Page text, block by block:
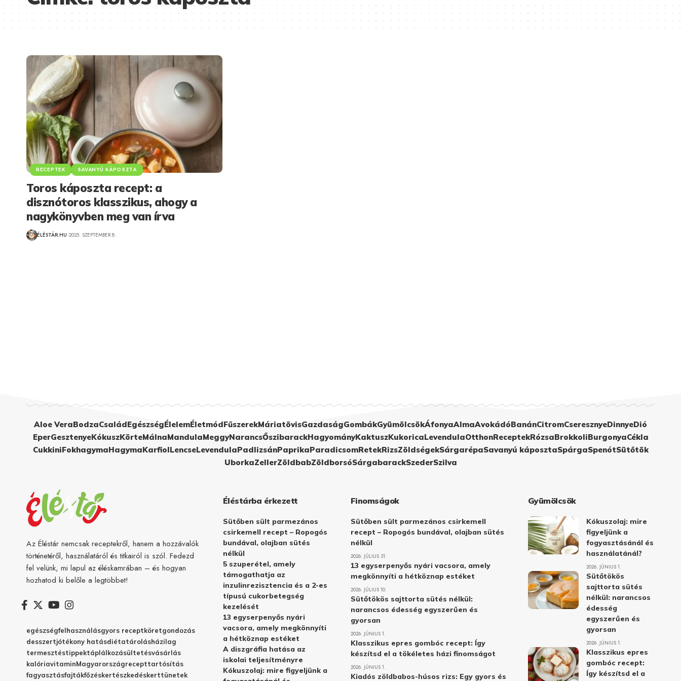
RECEPTEK SAVANYÚ KÁPOSZTA
Toros káposzta recept: a
disznótoros klasszikus, ahogy a
nagykönyvben meg van írva
ÉLÉSTÁR.HU 2025. SZEPTEMBER 8.
Aloe VeraBodzaCsaládEgészségÉlelemÉletmódFűszerekMáriatövisGazdaságGombákGyümölcsökÁfonyaAlmaAvokádóBanánCitromCseresznyeDinnyeDió
EperGesztenyeKókuszKörteMálnaMandulaMeggyNarancsŐszibarackHagyományKaktuszKukoricaLevendulaOtthonReceptekRózsaBrokkoliBurgonyaCékla
CukkiniFokhagymaHagymaKarfiolLencseLevendulaPadlizsánPaprikaParadicsomRetekRizsZöldségekSárgarépaSavanyú káposztaSpárgaSpenótSütőtök
UborkaZellerZöldbabZöldborsóSárgabarackSzederSzilva
Az Éléstár nemcsak receptekről, hanem a hozzávalók
történetéről, használatáról és titkairól is szól. Fedezd
fel velünk, mi lapul az éléskamrában – és hogyan
hozhatod ki belőle a legtöbbet!
egészségfelhasználásgyors receptköretgondozás
desszertjótékony hatásdiétatárolásházilag
termesztéstippektáplálkozásültetésvásárlás
kalóriavitaminMagyarországrecepttartósítás
fagyasztásfajtákfőzéskertészkedéskerttünetek
Éléstárba érkezett
Sütőben sült parmezános
csirkemell recept – Ropogós
bundával, olajban sütés
nélkül
5 szuperétel, amely
támogathatja az
inzulinrezisztencia és a 2-es
típusú cukorbetegség
kezelését
13 egyserpenyős nyári
vacsora, amely megkönnyíti
a hétköznap estéket
A diszgráfia hatása az
iskolai teljesítményre
Kókuszolaj: mire figyeljünk a
Finomságok
Sütőben sült parmezános csirkemell
recept – Ropogós bundával, olajban sütés
nélkül
2026. JÚLIUS 31.
13 egyserpenyős nyári vacsora, amely
megkönnyíti a hétköznap estéket
2026. JÚLIUS 10.
Sütőtökös sajttorta sütés nélkül:
narancsos édesség egyszerűen és
gyorsan
2026. JÚNIUS 1.
Klasszikus epres gombóc recept: Így
készítsd el a tökéletes házi finomságot
2026. JÚNIUS 1.
Kiadós zöldbabos-húsos rizs: Egy gyors és
Gyümölcsök
Kókuszolaj: mire
figyeljünk a
fogyasztásánál és
használatánál?
2026. JÚNIUS 1.
Sütőtökös
sajttorta sütés
nélkül: narancsos
édesség
egyszerűen és
gyorsan
2026. JÚNIUS 1.
Klasszikus epres
gombóc recept:
Így készítsd el a